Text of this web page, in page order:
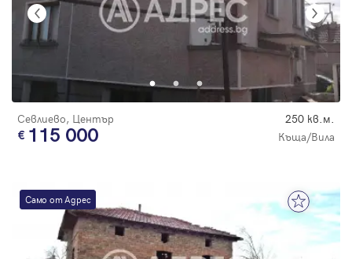
Севлиево, Център 250 кв.м.
115 000 Къща/Вила
Само от Адрес